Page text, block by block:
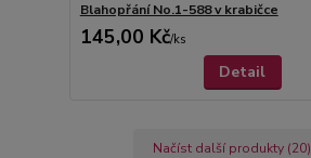
Blahopřání No.1-588 v krabičce
145,00 Kč/ks
Detail
Načíst další produkty (20)